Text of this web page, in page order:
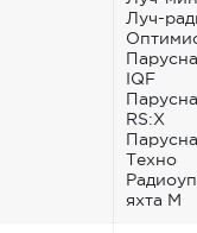
Луч-
IQF
RS:X
Техно
яхта М